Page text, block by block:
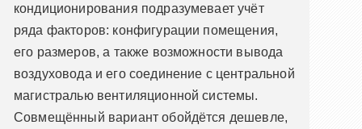
кондиционирования подразумевает учёт
ряда факторов: конфигурации помещения,
его размеров, а также возможности вывода
воздуховода и его соединение с центральной
магистралью вентиляционной системы.
Совмещённый вариант обойдётся дешевле,